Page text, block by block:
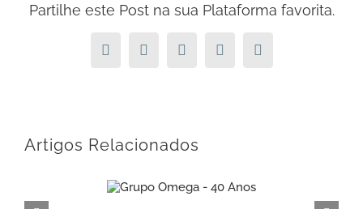
Partilhe este Post na sua Plataforma favorita.
Facebook
X LinkedInPinterestEmail
Artigos Relacionados